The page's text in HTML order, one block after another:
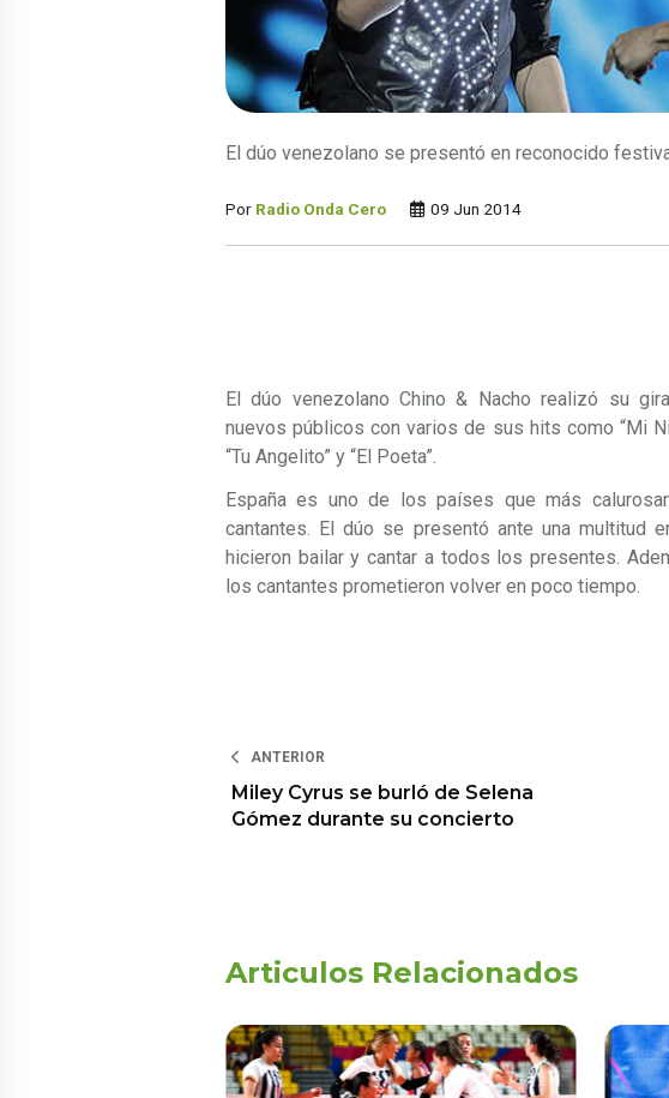
El dúo venezolano se presentó en reconocido
Por Radio Onda Cero 09 Jun 2014
El dúo venezolano Chino & Nacho realizó su
nuevos públicos con varios de sus hits como “Mi
“Tu Angelito” y “El Poeta”.
España es uno de los países que más
cantantes. El dúo se presentó ante una multitud
hicieron bailar y cantar a todos los presentes.
los cantantes prometieron volver en poco tiempo.
ANTERIOR
Miley Cyrus se burló de Selena
Gómez durante su concierto
Articulos Relacionados